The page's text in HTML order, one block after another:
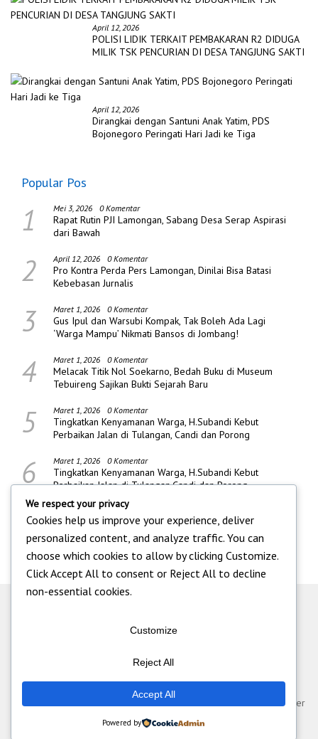
April 12, 2026
POLISI LIDIK TERKAIT PEMBAKARAN R2 DIDUGA
MILIK TSK PENCURIAN DI DESA TANGJUNG SAKTI
April 12, 2026
Dirangkai dengan Santuni Anak Yatim, PDS
Bojonegoro Peringati Hari Jadi ke Tiga
Popular Pos
1 Mei 3, 2026 0 Komentar
Rapat Rutin PJI Lamongan, Sabang Desa Serap Aspirasi
dari Bawah
2 April 12, 2026 0 Komentar
Pro Kontra Perda Pers Lamongan, Dinilai Bisa Batasi
Kebebasan Jurnalis
3 Maret 1, 2026 0 Komentar
Gus Ipul dan Warsubi Kompak, Tak Boleh Ada Lagi
‘Warga Mampu’ Nikmati Bansos di Jombang!
4 Maret 1, 2026 0 Komentar
Melacak Titik Nol Soekarno, Bedah Buku di Museum
Tebuireng Sajikan Bukti Sejarah Baru
5 Maret 1, 2026 0 Komentar
Tingkatkan Kenyamanan Warga, H.Subandi Kebut
Perbaikan Jalan di Tulangan, Candi dan Porong
6 Maret 1, 2026 0 Komentar
Tingkatkan Kenyamanan Warga, H.Subandi Kebut
Perbaikan Jalan di Tulangan,Candi dan Porong
Redaksi
Disclaimer
Standart Perlindungan Wartawan
© Pt Multi Media Cyber
Informatika 2026
We respect your privacy
Cookies help us improve your experience, deliver
personalized content, and analyze traffic. You can
choose which cookies to allow by clicking Customize.
ClickAccept All to consent or Reject All to decline
non-essential cookies.
Customize
Reject All
Accept All
Powered by